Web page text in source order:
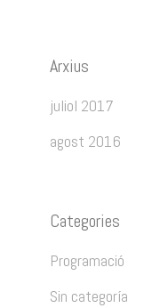
Arxius
juliol 2017
agost 2016
Categories
Programació
Sin categoría